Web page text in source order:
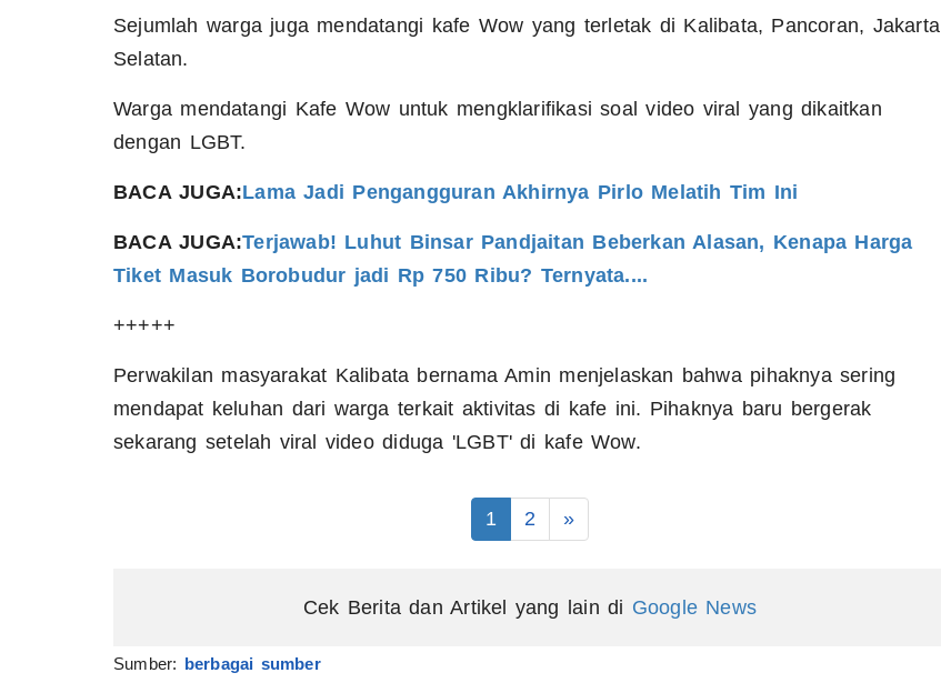
Sejumlah warga juga mendatangi kafe Wow yang terletak di Kalibata, Pancoran, Jakarta
Selatan.
Warga mendatangi Kafe Wow untuk mengklarifikasi soal video viral yang dikaitkan
dengan LGBT.
BACA JUGA:Lama Jadi Pengangguran Akhirnya Pirlo Melatih Tim Ini
BACA JUGA:Terjawab! Luhut Binsar Pandjaitan Beberkan Alasan, Kenapa Harga
Tiket Masuk Borobudur jadi Rp 750 Ribu? Ternyata....
+++++
Perwakilan masyarakat Kalibata bernama Amin menjelaskan bahwa pihaknya sering
mendapat keluhan dari warga terkait aktivitas di kafe ini. Pihaknya baru bergerak
sekarang setelah viral video diduga 'LGBT' di kafe Wow.
1 2 »
Cek Berita dan Artikel yang lain di Google News
Sumber: berbagai sumber